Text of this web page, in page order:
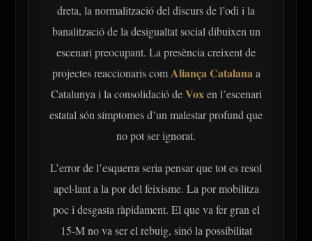
dreta, la normalització del discurs de l’odi i la
banalització de la desigualtat social dibuixen un
escenari preocupant. La presència creixent de
projectes reaccionaris comAliança Catalana a
Catalunya i la consolidació deVoxen l’escenari
estatal són símptomes d’un malestar profund que
no pot ser ignorat.
L’error de l’esquerra seria pensar que tot es resol
apel·lant a la por del feixisme. La por mobilitza
poc i desgasta ràpidament. El que va fer gran el
15-M no va ser el rebuig, sinó la possibilitat